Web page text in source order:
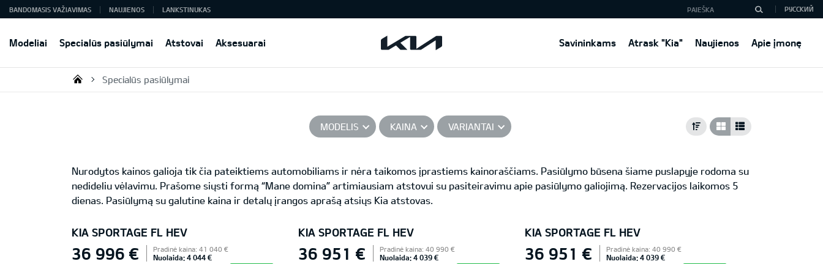
Modeliai Specialūs pasiūlymai Atstovai Aksesuarai Savininkams Atrask "Kia" Naujienos Apie įmonę
BANDOMASIS VAŽIAVIMAS NAUJIENOS LANKSTINUKAS РУССКИЙ
KIA AUTO AS
Specialūs pasiūlymai
MODELIS KAINA VARIANTAI
Nurodytos kainos galioja tik čia pateiktiems automobiliams ir nėra taikomos įprastiems kainoraščiams. Pasiūlymo būsena šiame puslapyje rodoma su
nedideliu vėlavimu. Prašome siųsti formą “Mane domina” artimiausiam atstovui su pasiteiravimu apie pasiūlymo galiojimą. Rezervacijos laikomos 5
dienas. Pasiūlymą su galutine kaina ir detalų įrangos aprašą atsiųs Kia atstovas.
KIA SPORTAGE FL HEV
36 996 € Pradinė kaina: 41 040 €
Nuolaida: 4 044 €
KIA SPORTAGE FL HEV
36 951 € Pradinė kaina: 40 990 €
Nuolaida: 4 039 €
KIA SPORTAGE FL HEV
36 951 € Pradinė kaina: 40 990 €
Nuolaida: 4 039 €